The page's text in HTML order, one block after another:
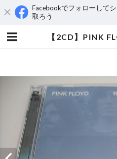
Facebookでフォローして
取ろう